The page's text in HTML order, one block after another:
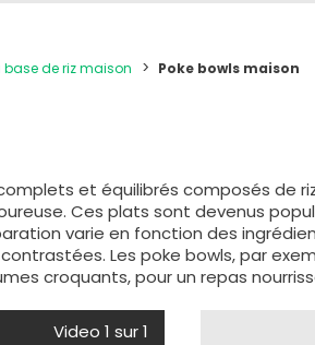
de riz maison Poke bowls maison
et équilibrés composés de
Ces plats sont devenus
varie en fonction des
Les poke bowls, par
croquants, pour un repas
Video 1 sur 1